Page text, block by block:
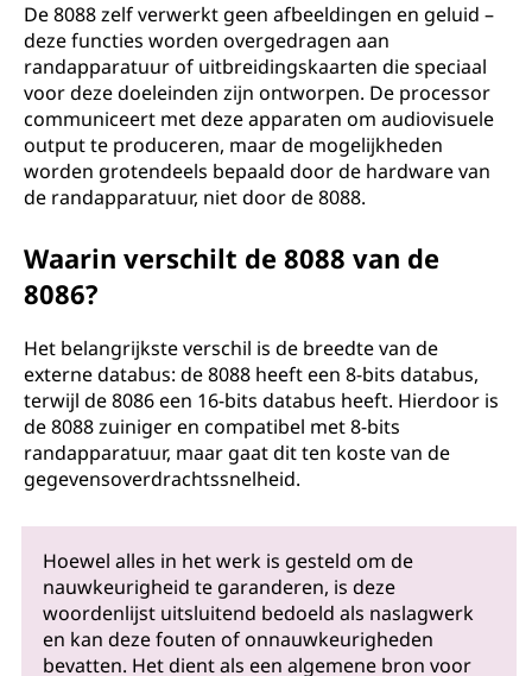
De 8088 zelf verwerkt geen afbeeldingen en geluid –
deze functies worden overgedragen aan
randapparatuur of uitbreidingskaarten die speciaal
voor deze doeleinden zijn ontworpen. De processor
communiceert met deze apparaten om audiovisuele
output te produceren, maar de mogelijkheden
worden grotendeels bepaald door de hardware van
de randapparatuur, niet door de 8088.
Waarin verschilt de 8088 van de
8086?
Het belangrijkste verschil is de breedte van de
externe databus: de 8088 heeft een 8-bits databus,
terwijl de 8086 een 16-bits databus heeft. Hierdoor is
de 8088 zuiniger en compatibel met 8-bits
randapparatuur, maar gaat dit ten koste van de
gegevensoverdrachtssnelheid.
Hoewel alles in het werk is gesteld om de
nauwkeurigheid te garanderen, is deze
woordenlijst uitsluitend bedoeld als naslagwerk
en kan deze fouten of onnauwkeurigheden
bevatten. Het dient als een algemene bron voor